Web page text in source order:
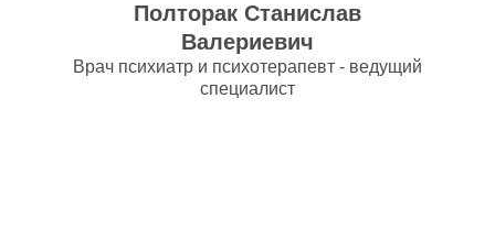
Полторак Станислав
Валериевич
Врач психиатр и психотерапевт - ведущий
специалист